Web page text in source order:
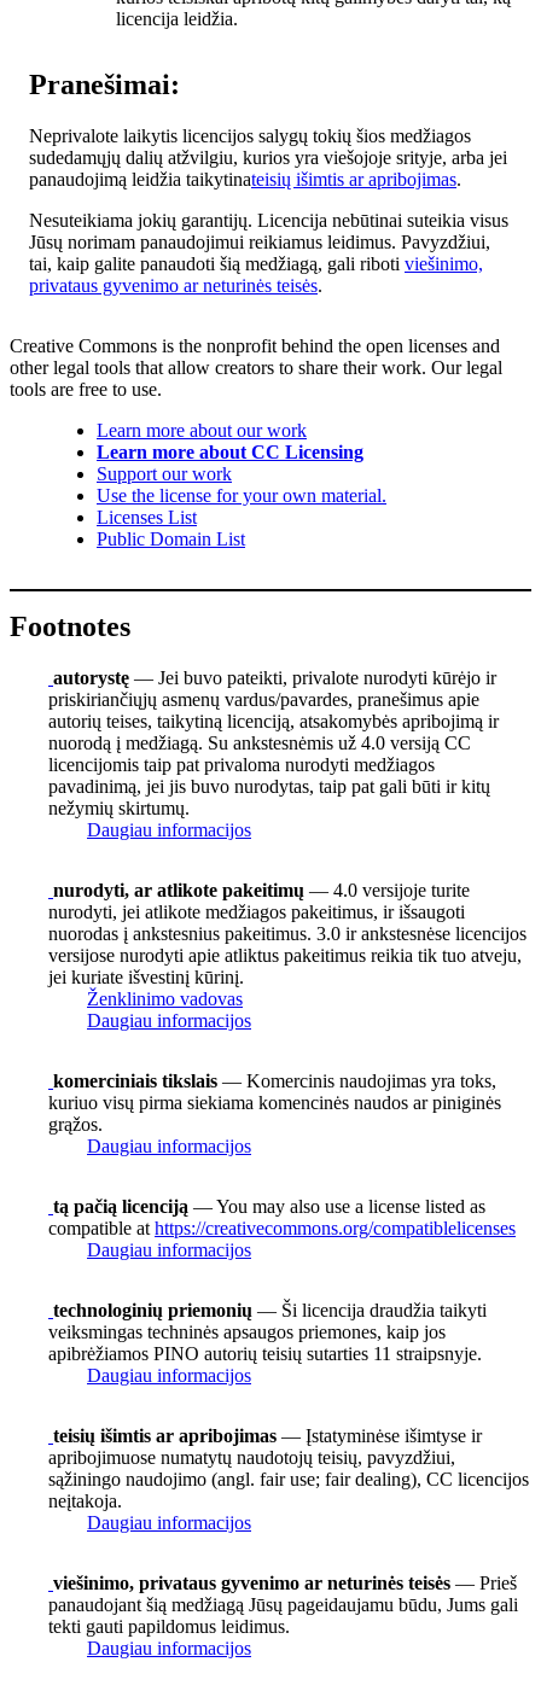
licencija leidžia.
Pranešimai:
Neprivalote laikytis licencijos salygų tokių šios medžiagos
sudedamųjų dalių atžvilgiu, kurios yra viešojoje srityje, arba jei
panaudojimą leidžia taikytinateisių išimtis ar apribojimas.
Nesuteikiama jokių garantijų. Licencija nebūtinai suteikia visus
Jūsų norimam panaudojimui reikiamus leidimus. Pavyzdžiui,
tai, kaip galite panaudoti šią medžiagą, gali riboti viešinimo,
privataus gyvenimo ar neturinės teisės.
Creative Commons is the nonprofit behind the open licenses and
other legal tools that allow creators to share their work. Our legal
tools are free to use.
Learn more about our work
Learn more about CC Licensing
Support our work
Use the license for your own material.
Licenses List
Public Domain List
Footnotes
autorystę — Jei buvo pateikti, privalote nurodyti kūrėjo ir
priskiriančiųjų asmenų vardus/pavardes, pranešimus apie
autorių teises, taikytiną licenciją, atsakomybės apribojimą ir
nuorodą į medžiagą. Su ankstesnėmis už 4.0 versiją CC
licencijomis taip pat privaloma nurodyti medžiagos
pavadinimą, jei jis buvo nurodytas, taip pat gali būti ir kitų
nežymių skirtumų.
Daugiau informacijos
nurodyti, ar atlikote pakeitimų — 4.0 versijoje turite
nurodyti, jei atlikote medžiagos pakeitimus, ir išsaugoti
nuorodas į ankstesnius pakeitimus. 3.0 ir ankstesnėse licencijos
versijose nurodyti apie atliktus pakeitimus reikia tik tuo atveju,
jei kuriate išvestinį kūrinį.
Ženklinimo vadovas
Daugiau informacijos
komerciniais tikslais — Komercinis naudojimas yra toks,
kuriuo visų pirma siekiama komencinės naudos ar piniginės
grąžos.
Daugiau informacijos
tą pačią licenciją — You may also use a license listed as
compatible at https://creativecommons.org/compatiblelicenses
Daugiau informacijos
technologinių priemonių — Ši licencija draudžia taikyti
veiksmingas techninės apsaugos priemones, kaip jos
apibrėžiamos PINO autorių teisių sutarties 11 straipsnyje.
Daugiau informacijos
teisių išimtis ar apribojimas — Įstatyminėse išimtyse ir
apribojimuose numatytų naudotojų teisių, pavyzdžiui,
sąžiningo naudojimo (angl. fair use; fair dealing), CC licencijos
neįtakoja.
Daugiau informacijos
viešinimo, privataus gyvenimo ar neturinės teisės — Prieš
panaudojant šią medžiagą Jūsų pageidaujamu būdu, Jums gali
tekti gauti papildomus leidimus.
Daugiau informacijos